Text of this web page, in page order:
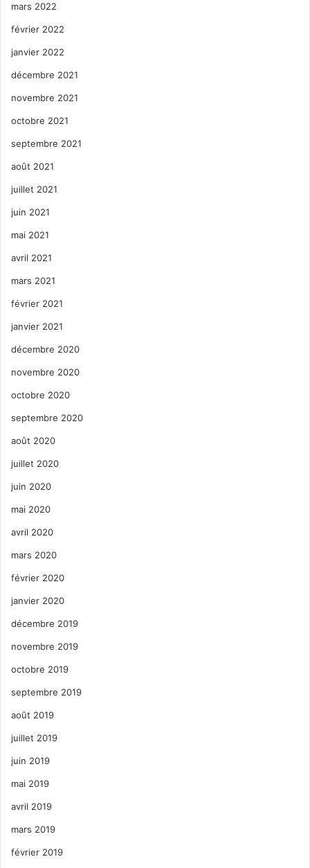
mars 2022
février 2022
janvier 2022
décembre 2021
novembre 2021
octobre 2021
septembre 2021
août 2021
juillet 2021
juin 2021
mai 2021
avril 2021
mars 2021
février 2021
janvier 2021
décembre 2020
novembre 2020
octobre 2020
septembre 2020
août 2020
juillet 2020
juin 2020
mai 2020
avril 2020
mars 2020
février 2020
janvier 2020
décembre 2019
novembre 2019
octobre 2019
septembre 2019
août 2019
juillet 2019
juin 2019
mai 2019
avril 2019
mars 2019
février 2019